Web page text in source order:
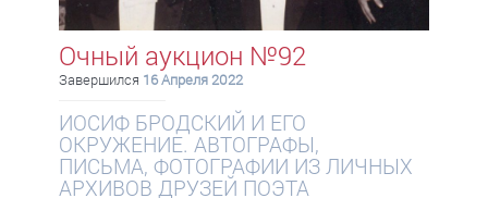
Очный аукцион №92
Завершился 16 Апреля 2022
ИОСИФ БРОДСКИЙ И ЕГО
ОКРУЖЕНИЕ. АВТОГРАФЫ,
ПИСЬМА, ФОТОГРАФИИ ИЗ ЛИЧНЫХ
АРХИВОВ ДРУЗЕЙ ПОЭТА